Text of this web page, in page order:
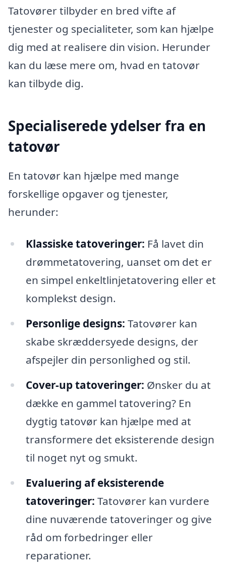
Tatovører tilbyder en bred vifte af
tjenester og specialiteter, som kan hjælpe
dig med at realisere din vision. Herunder
kan du læse mere om, hvad en tatovør
kan tilbyde dig.
Specialiserede ydelser fra en
tatovør
En tatovør kan hjælpe med mange
forskellige opgaver og tjenester,
herunder:
Klassiske tatoveringer: Få lavet din
drømmetatovering, uanset om det er
en simpel enkeltlinjetatovering eller et
komplekst design.
Personlige designs: Tatovører kan
skabe skræddersyede designs, der
afspejler din personlighed og stil.
Cover-up tatoveringer: Ønsker du at
dække en gammel tatovering? En
dygtig tatovør kan hjælpe med at
transformere det eksisterende design
til noget nyt og smukt.
Evaluering af eksisterende
tatoveringer: Tatovører kan vurdere
dine nuværende tatoveringer og give
råd om forbedringer eller
reparationer.